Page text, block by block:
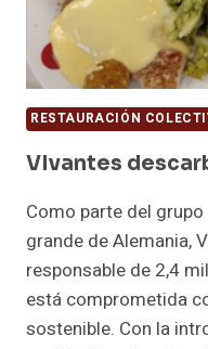
RESTAURACIÓN
VIvantes
Como parte del
grande de Alemania,
responsable de 2,4
está comprometida
sostenible. Con la